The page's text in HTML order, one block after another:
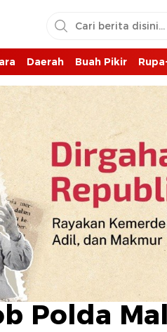
Daerah Buah Pikir
Polda